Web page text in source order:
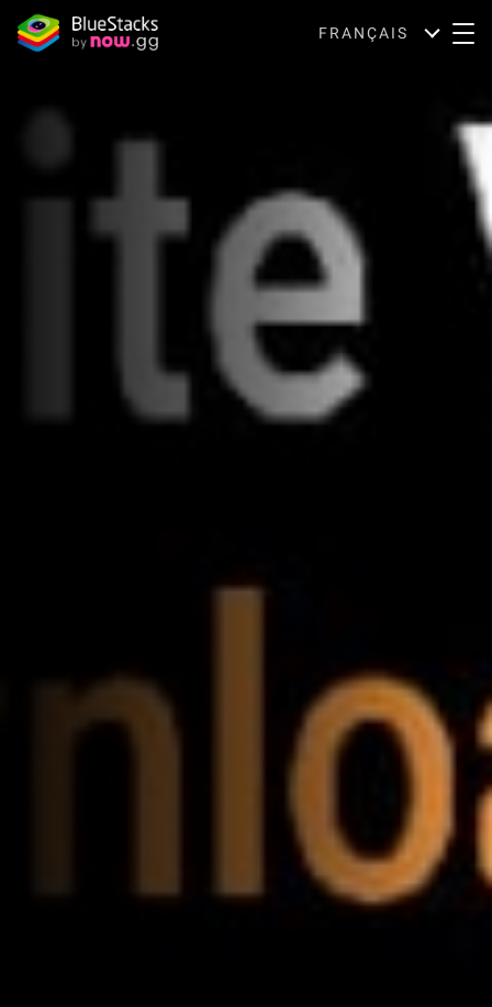
FRANÇAIS